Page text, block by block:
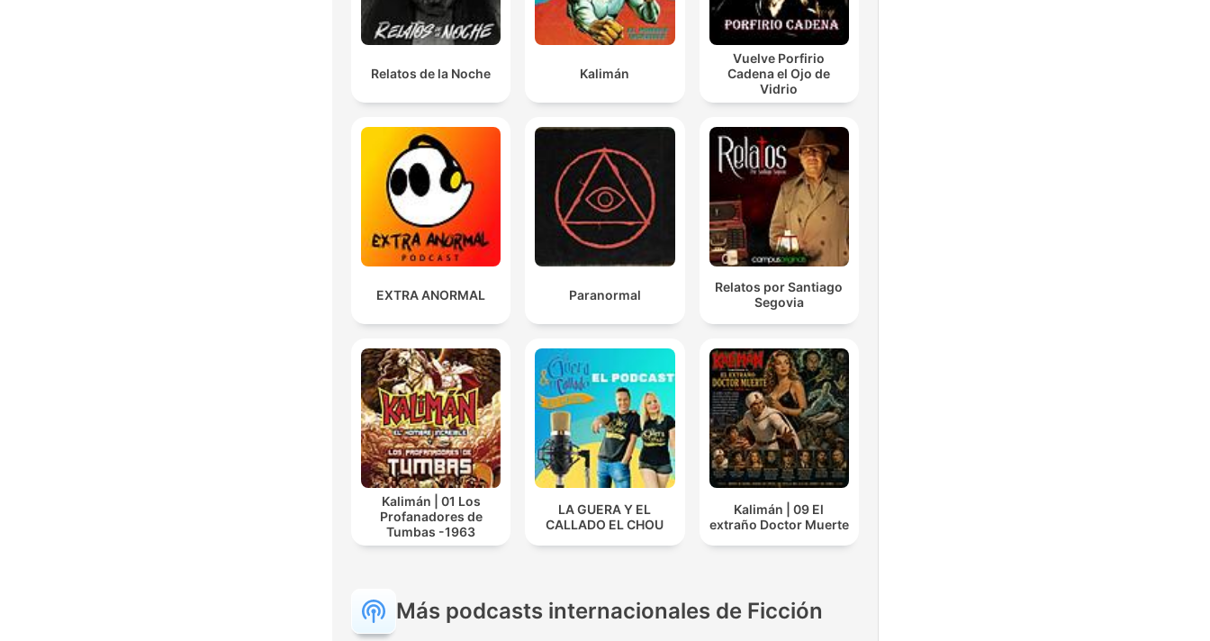
Relatos de la Noche Kalimán
Vuelve Porfirio
Cadena el Ojo de
Vidrio
EXTRA ANORMAL Paranormal
Relatos por Santiago
Segovia
Kalimán | 01 Los
Profanadores de
Tumbas -1963
LA GUERA Y EL
CALLADO EL CHOU
Kalimán | 09 El
extraño Doctor Muerte
Más podcasts internacionales de Ficción